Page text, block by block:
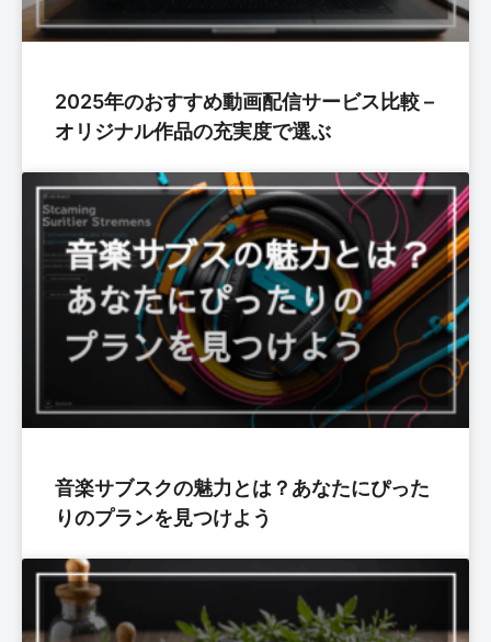
2025年のおすすめ動画配信サービス比較 –
オリジナル作品の充実度で選ぶ
音楽サブスクの魅力とは？あなたにぴった
りのプランを見つけよう